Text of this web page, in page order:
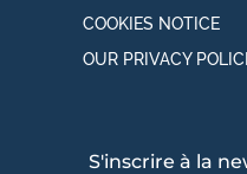
COOKIES NOTICE
OUR PRIVACY
S'inscrire à la